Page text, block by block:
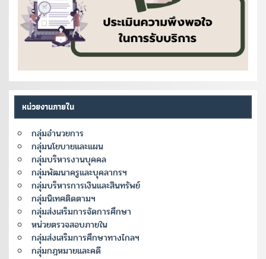
หน่วยงานภายใน
กลุ่มอำนวยการ
กลุ่มนโยบายและแผน
กลุ่มบริหารงานบุคคล
กลุ่มพัฒนาครูและบุคลากรฯ
กลุ่มบริหารการเงินและสินทรัพย์
กลุ่มนิเทศติดตามฯ
กลุ่มส่งเสริมการจัดการศึกษา
หน่วยตรวจสอบภายใน
กลุ่มส่งเสริมการศึกษาทางไกลฯ
กลุ่มกฎหมายและคดี